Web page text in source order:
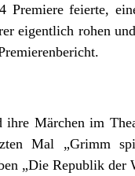
Premiere feierte,
eigentlich rohen
Märchen im
Mal „Grimm
„Die Republik der